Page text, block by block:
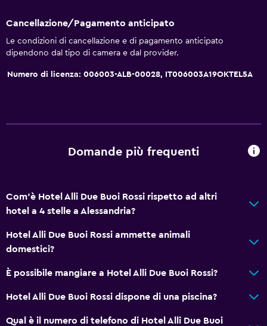
Reception 24h/24
Ristoranti
Minibar
Pavimenti in legno massiccio o parquet
Camere insonorizzate
Telefono
Con moquette
Cancellazione/Pagamento anticipato
Le condizioni di cancellazione e di pagamento anticipato
dipendono dal tipo di camera e dal provider.
Numero di licenza: 006003-ALB-00028, IT006003A19OKTEL5A
Domande più frequenti
Com'è Hotel Alli Due Buoi Rossi rispetto ad altri
hotel a 4 stelle a Alessandria?
Hotel Alli Due Buoi Rossi ammette animali
domestici?
È possibile mangiare a Hotel Alli Due Buoi Rossi?
Hotel Alli Due Buoi Rossi dispone di una piscina?
Qual è il numero di telefono di Hotel Alli Due Buoi